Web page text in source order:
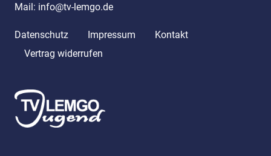
Mail: info@tv-lemgo.de
Datenschutz Impressum
Kontakt
Vertrag widerrufen